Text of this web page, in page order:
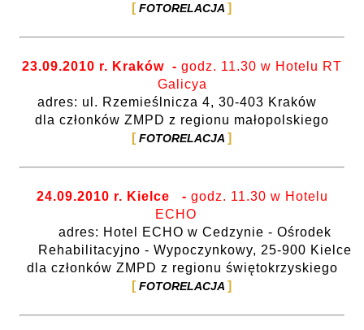
FOTORELACJA
23.09.2010 r. Kraków - godz. 11.30 w Hotelu RT
Galicya
adres: ul. Rzemieślnicza 4, 30-403 Kraków
dla członków ZMPD z regionu małopolskiego
FOTORELACJA
24.09.2010 r. Kielce - godz. 11.30 w Hotelu
ECHO
adres: Hotel ECHO w Cedzynie - Ośrodek
Rehabilitacyjno - Wypoczynkowy, 25-900 Kielce
dla członków ZMPD z regionu świętokrzyskiego
FOTORELACJA